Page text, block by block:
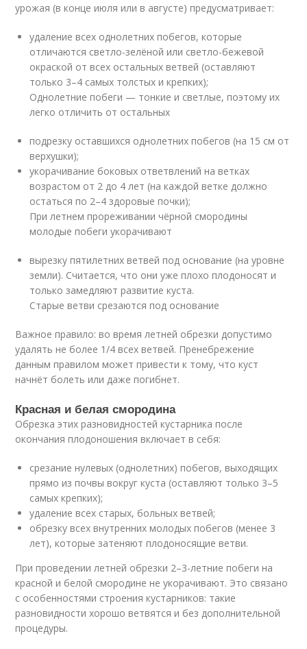
урожая (в конце июля или в августе) предусматривает:
удаление всех однолетних побегов, которые
отличаются светло-зелёной или светло-бежевой
окраской от всех остальных ветвей (оставляют
только 3–4 самых толстых и крепких);
Однолетние побеги — тонкие и светлые, поэтому их
легко отличить от остальных
подрезку оставшихся однолетних побегов (на 15 см от
верхушки);
укорачивание боковых ответвлений на ветках
возрастом от 2 до 4 лет (на каждой ветке должно
остаться по 2–4 здоровые почки);
При летнем прореживании чёрной смородины
молодые побеги укорачивают
вырезку пятилетних ветвей под основание (на уровне
земли). Считается, что они уже плохо плодоносят и
только замедляют развитие куста.
Старые ветви срезаются под основание
Важное правило: во время летней обрезки допустимо
удалять не более 1/4 всех ветвей. Пренебрежение
данным правилом может привести к тому, что куст
начнёт болеть или даже погибнет.
Красная и белая смородина
Обрезка этих разновидностей кустарника после
окончания плодоношения включает в себя:
срезание нулевых (однолетних) побегов, выходящих
прямо из почвы вокруг куста (оставляют только 3–5
самых крепких);
удаление всех старых, больных ветвей;
обрезку всех внутренних молодых побегов (менее 3
лет), которые затеняют плодоносящие ветви.
При проведении летней обрезки 2–3-летние побеги на
красной и белой смородине не укорачивают. Это связано
с особенностями строения кустарников: такие
разновидности хорошо ветвятся и без дополнительной
процедуры.